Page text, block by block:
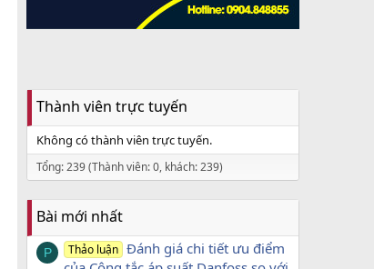
Thành viên trực tuyến
Không có thành viên trực tuyến.
Tổng: 239 (Thành viên: 0, khách: 239)
Bài mới nhất
P Thảo luận Đánh giá chi tiết ưu điểm